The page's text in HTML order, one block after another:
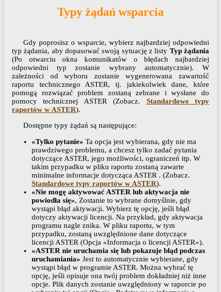
Typy żądań wsparcia
Gdy poprosisz o wsparcie, wybierz najbardziej odpowiedni
typ żądania, aby dopasować swoją sytuację z listy Typ żądania
(Po otwarciu okna komunikatów o błędach najbardziej
odpowiedni typ zostanie wybrany automatycznie). W
zależności od wyboru zostanie wygenerowana zawartość
raportu technicznego ASTER, tj. jakiekolwiek dane, które
pomogą rozwiązać problem zostaną zebrane i wysłane do
pomocy technicznej ASTER (Zobacz. Standardowe typy
raportów w ASTER).
Dostępne typy żądań są następujące:
«Tylko pytanie» Ta opcja jest wybierana, gdy nie ma
prawdziwego problemu, a chcesz tylko zadać pytania
dotyczące ASTER, jego możliwości, ograniczeń itp. W
takim przypadku w pliku raportu zostaną zawarte
minimalne informacje dotycząca ASTER . (Zobacz.
Standardowe typy raportów w ASTER).
«Nie mogę aktywować ASTER lub aktywacja nie
powiodła się», Zostanie to wybrane domyślnie, gdy
wystąpi błąd aktywacji. Wybierz tę opcję, jeśli błąd
dotyczy aktywacji licencji. Na przykład, gdy aktywacja
programu nagle znika. W pliku raportu, w tym
przypadku, zostaną uwzględnione dane dotyczące
licencji ASTER (Opcja «Informacja o licencji ASTER»).
«ASTER nie uruchamia się lub pokazuje błąd podczas
uruchamiania» Jest to automatycznie wybierane, gdy
wystąpi błąd w programie ASTER. Można wybrać tę
opcję, jeśli opisuje ona twój problem dokładniej niż inne
opcje. Plik danych zostanie uwzględniony w raporcie po